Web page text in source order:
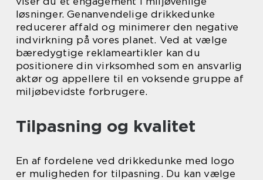
løsninger. Genanvendelige drikkedunke
reducerer affald og minimerer den negative
indvirkning på vores planet. Ved at vælge
bæredygtige reklameartikler kan du
positionere din virksomhed som en ansvarlig
aktør og appellere til en voksende gruppe af
miljøbevidste forbrugere.
Tilpasning og kvalitet
En af fordelene ved drikkedunke med logo
er muligheden for tilpasning. Du kan vælge